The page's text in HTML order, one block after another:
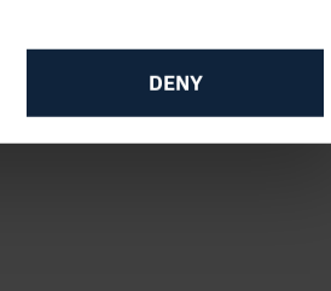
DENY